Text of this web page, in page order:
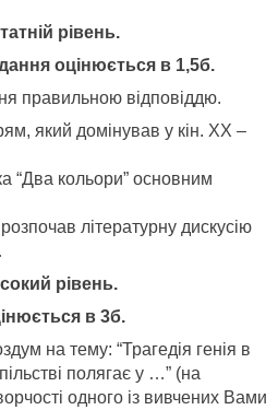
рівень.
оцінюється в 1,5б.
правильною відповіддю.
який домінував у кін. ХХ –
“Два кольори” основним
літературну дискусію
рівень.
в 3б.
на тему: “Трагедія генія в
полягає у …” (на
одного із вивчених Вами